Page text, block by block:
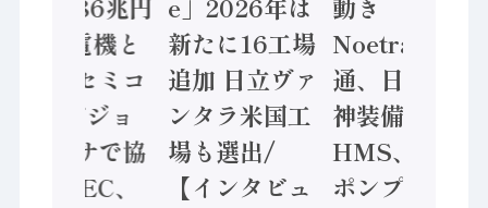
/ 三菱電機と
ソニーセミコ
ン AIビジョ
ンセンサで協
業 / IDEC、
新たに16工場
追加 日立ヴァ
ンタラ米国工
場も選出/
【インタビュ
Noetra、富士
通、日立 / 兵
神装備 ×
HMS、老舗
ポンプメーカ